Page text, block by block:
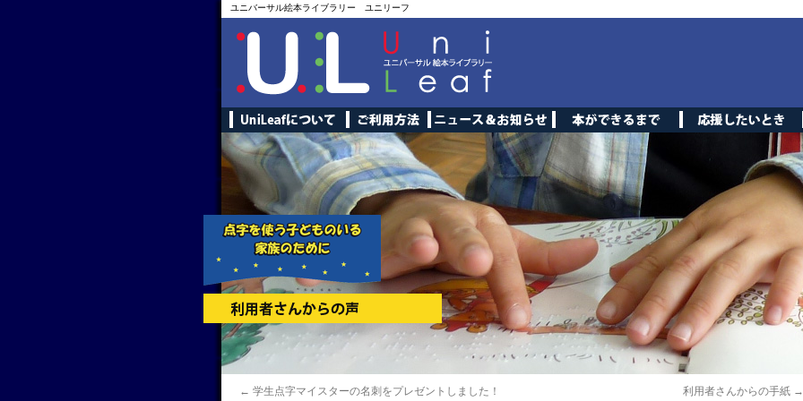
ユニバーサル絵本ライブラリー ユニリーフ
← 学生点字マイスターの名刺をプレゼントしました！ 利用者さんからの手紙 →